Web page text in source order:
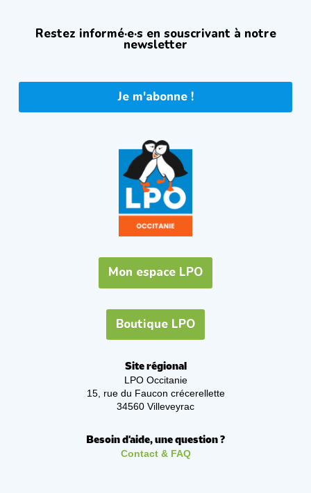
Restez informé·e·s en souscrivant à notre
newsletter
Je m'abonne !
Mon espace LPO
Boutique LPO
Site régional
LPO Occitanie
15, rue du Faucon crécerellette
34560 Villeveyrac
Besoin d'aide, une question ?
Contact & FAQ